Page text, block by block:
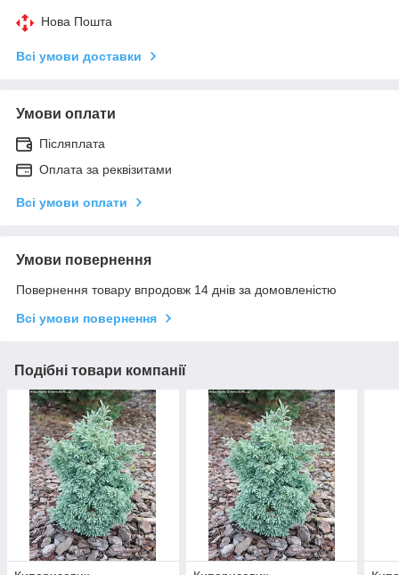
Нова Пошта
Всі умови доставки
Умови оплати
Післяплата
Оплата за реквізитами
Всі умови оплати
Умови повернення
Повернення товару впродовж 14 днів за домовленістю
Всі умови повернення
Подібні товари компанії